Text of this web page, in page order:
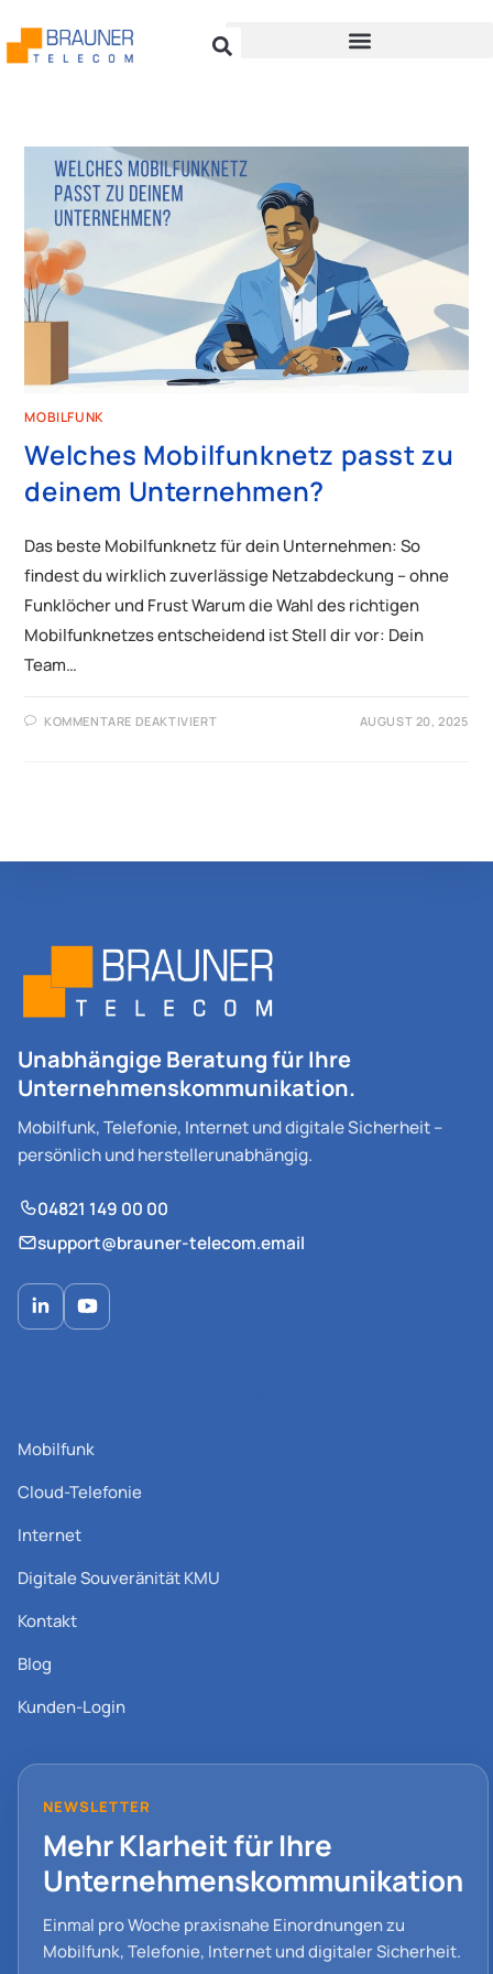
MOBILFUNK
Welches Mobilfunknetz passt zu
deinem Unternehmen?
Das beste Mobilfunknetz für dein Unternehmen: So
findest du wirklich zuverlässige Netzabdeckung – ohne
Funklöcher und Frust Warum die Wahl des richtigen
Mobilfunknetzes entscheidend ist Stell dir vor: Dein
Team…
KOMMENTARE DEAKTIVIERT AUGUST 20, 2025
Unabhängige Beratung für Ihre
Unternehmenskommunikation.
Mobilfunk, Telefonie, Internet und digitale Sicherheit –
persönlich und herstellerunabhängig.
04821 149 00 00
support@brauner-telecom.email
Mobilfunk
Cloud-Telefonie
Internet
Digitale Souveränität KMU
Kontakt
Blog
Kunden-Login
NEWSLETTER
Mehr Klarheit für Ihre
Unternehmenskommunikation
Einmal pro Woche praxisnahe Einordnungen zu
Mobilfunk, Telefonie, Internet und digitaler Sicherheit.